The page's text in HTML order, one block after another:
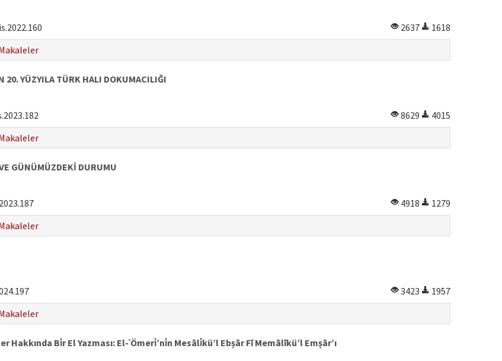
2637
1618
20. YÜZYILA TÜRK HALI DOKUMACILIĞI
8629
4015
GÜNÜMÜZDEKİ DURUMU
4918
1279
3423
1957
Hakkında Bi̇r El Yazması: El-ʿÖmeri̇’ni̇n Mesāli̇kü’l Ebṣār Fī Memālīkü’l Emṣār’ı